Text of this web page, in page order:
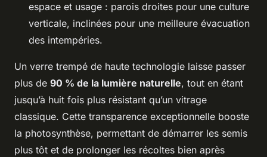
espace et usage : parois droites pour une culture
verticale, inclinées pour une meilleure évacuation
des intempéries.
Un verre trempé de haute technologie laisse passer
plus de 90 % de la lumière naturelle, tout en étant
jusqu’à huit fois plus résistant qu’un vitrage
classique. Cette transparence exceptionnelle booste
la photosynthèse, permettant de démarrer les semis
plus tôt et de prolonger les récoltes bien après